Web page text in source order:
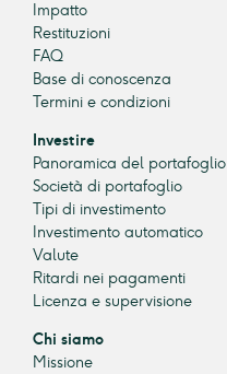
Impatto
Restituzioni
FAQ
Base di conoscenza
Termini e condizioni
Investire
Panoramica del portafoglio
Società di portafoglio
Tipi di investimento
Investimento automatico
Valute
Ritardi nei pagamenti
Licenza e supervisione
Chi siamo
Missione